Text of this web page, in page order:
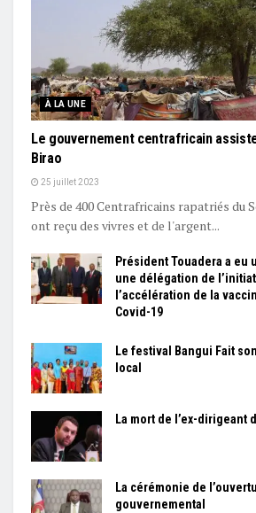
À LA UNE
Le gouvernement centrafricain
Birao
25 juillet 2023
Près de 400 Centrafricains rapatriés du
ont reçu des vivres et de l'argent...
Président Touadera a eu
une délégation de
l’accélération de la
Covid-19
Le festival Bangui Fait
local
La mort de l’ex-dirigeant
La cérémonie de
gouvernemental